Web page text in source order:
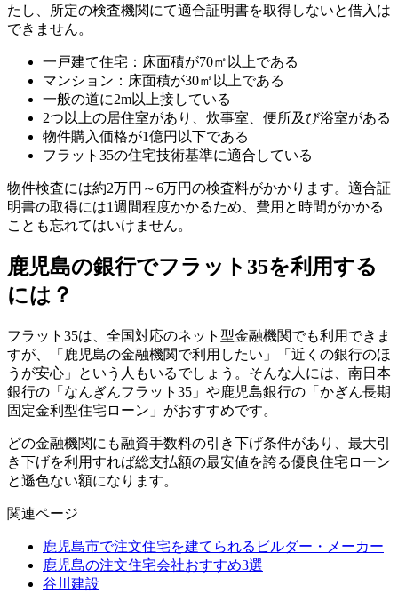
たし、所定の検査機関にて適合証明書を取得しないと借入は
できません。
一戸建て住宅：床面積が70㎡以上である
マンション：床面積が30㎡以上である
一般の道に2m以上接している
2つ以上の居住室があり、炊事室、便所及び浴室がある
物件購入価格が1億円以下である
フラット35の住宅技術基準に適合している
物件検査には約2万円～6万円の検査料がかかります。適合証
明書の取得には1週間程度かかるため、 費用と時間がかかる
ことも忘れてはいけません。
鹿児島の銀行でフラット35を利用する
には？
フラット35は、全国対応のネット型金融機関でも利用できま
すが、「鹿児島の金融機関で利用したい」「近くの銀行のほ
うが安心」という人もいるでしょう。そんな人には、南日本
銀行の「なんぎんフラット35」や鹿児島銀行の「かぎん長期
固定金利型住宅ローン」がおすすめです。
どの金融機関にも融資手数料の引き下げ条件があり、最大引
き下げを利用すれば総支払額の最安値を誇る優良住宅ローン
と遜色ない額になります。
関連ページ
鹿児島市で注文住宅を建てられるビルダー・メーカー
鹿児島の注文住宅会社おすすめ3選
谷川建設